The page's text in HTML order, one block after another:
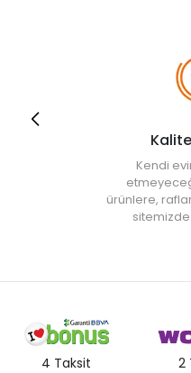
Kendi
ürünlere,
4 Taksit 2